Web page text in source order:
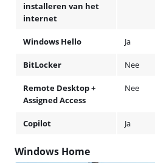
installeren van het
internet
Windows Hello Ja
BitLocker Nee
Remote Desktop +
Assigned Access
Nee
Copilot Ja
Windows Home